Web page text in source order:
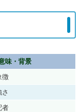
味・背景
徴
者